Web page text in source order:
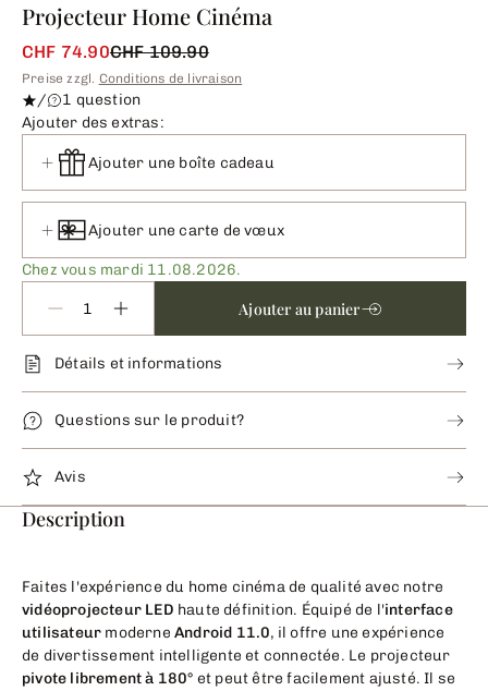
Projecteur Home Cinéma
CHF 74.90CHF 109.90
Preise zzgl. Conditions de livraison
/
1 question
Ajouter des extras:
Ajouter une boîte cadeau
Ajouter une carte de vœux
Chez vous mardi 11.08.2026.
Ajouter au panier
Détails et informations
Questions sur le produit?
Avis
Description
Faites l'expérience du home cinéma de qualité avec notre
vidéoprojecteur LED haute définition. Équipé de l'interface
utilisateur moderneAndroid 11.0, il offre une expérience
de divertissement intelligente et connectée. Le projecteur
pivote librement à 180° et peut être facilement ajusté. Il se